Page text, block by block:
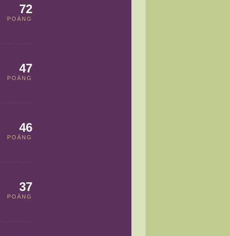
72
POÄNG
47
POÄNG
46
POÄNG
37
POÄNG